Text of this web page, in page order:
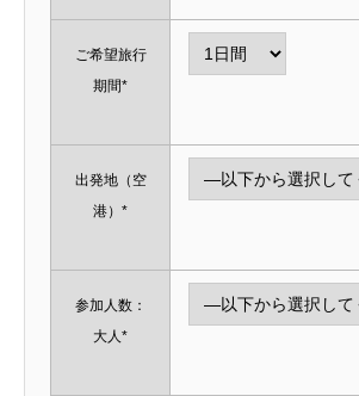
ご希望旅行
期間*
出発地（空
港）*
参加人数：
大人*